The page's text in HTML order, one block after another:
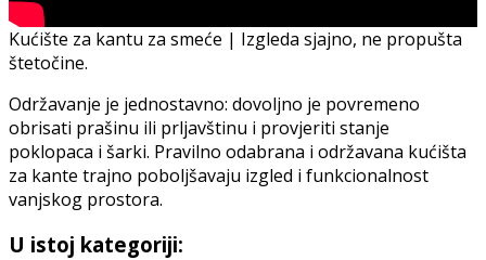
Kućište za kantu za smeće | Izgleda sjajno, ne propušta
štetočine.
Održavanje je jednostavno: dovoljno je povremeno
obrisati prašinu ili prljavštinu i provjeriti stanje
poklopaca i šarki. Pravilno odabrana i održavana kućišta
za kante trajno poboljšavaju izgled i funkcionalnost
vanjskog prostora.
U istoj kategoriji: